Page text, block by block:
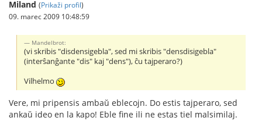
Miland (Prikaži profil)
09. marec 2009 10:48:59
Mandelbrot:
(vi skribis "disdensigebla", sed mi skribis "densdisigebla"
(interŝanĝante "dis" kaj "dens"), ĉu tajperaro?)
Vilhelmo
Vere, mi pripensis ambaŭ eblecojn. Do estis tajperaro, sed
ankaŭ ideo en la kapo! Eble fine ili ne estas tiel malsimilaj.